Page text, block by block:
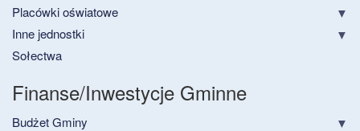
Placówki oświatowe
Inne jednostki
Sołectwa
Finanse/Inwestycje Gminne
Budżet Gminy